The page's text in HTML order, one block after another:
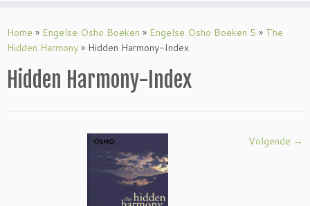
naar
inhoud
Home » Engelse Osho Boeken » Engelse Osho Boeken 5 » The
Hidden Harmony » Hidden Harmony-Index
Hidden Harmony-Index
Volgende →